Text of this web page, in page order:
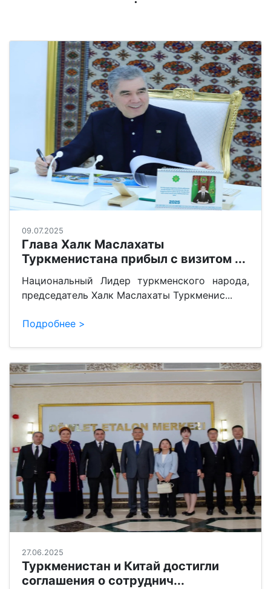
09.07.2025
Глава Халк Маслахаты
Туркменистана прибыл с визитом ...
Национальный Лидер туркменского народа,
председатель Халк Маслахаты Туркменис...
Подробнее >
27.06.2025
Туркменистан и Китай достигли
соглашения о сотруднич...